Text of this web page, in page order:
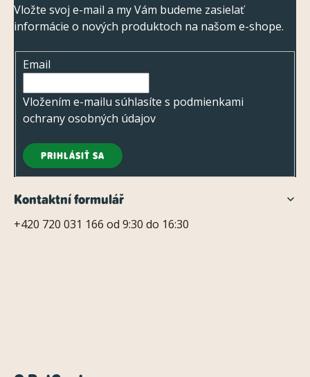
Vložte svoj e-mail a my Vám budeme zasielať
informácie o nových produktoch na našom e-shope.
Email
Vložením e-mailu súhlasíte s podmienkami
ochrany osobných údajov
PRIHLÁSIŤ SA
Kontaktní formulář
+420 720 031 166 od 9:30 do 16:30